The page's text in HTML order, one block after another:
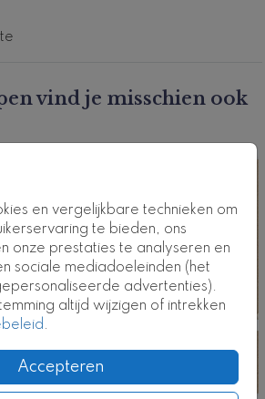
en vergelijkbare technieken om
te bieden, ons
onze prestaties te analyseren en
sociale mediadoeleinden (het
advertenties).
altijd wijzigen of intrekken
.
Accepteren
uit van
vind je misschien ook